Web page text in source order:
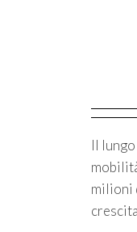
Il
milioni